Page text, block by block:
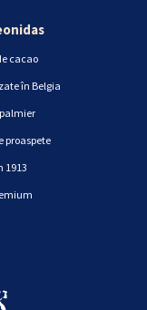
cacao
în Belgia
proaspete
1913